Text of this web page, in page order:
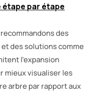
par étape
des
des solutions comme
l’expansion
mieux visualiser les
arbre par rapport aux